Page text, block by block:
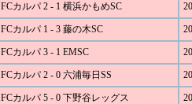
FCカルパ 2 - 1 横浜かもめSC
FCカルパ 1 - 3 藤の木SC
FCカルパ 3 - 1 EMSC
FCカルパ 2 - 0 六浦毎日SS
FCカルパ 5 - 0 下野谷レッグス